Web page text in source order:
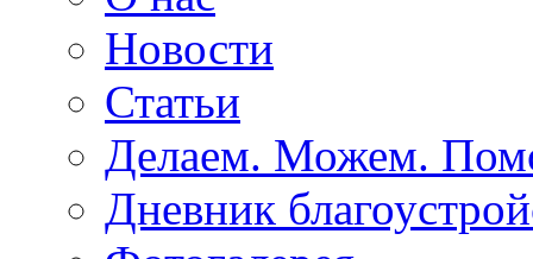
Новости
Статьи
Делаем. Можем.
Дневник